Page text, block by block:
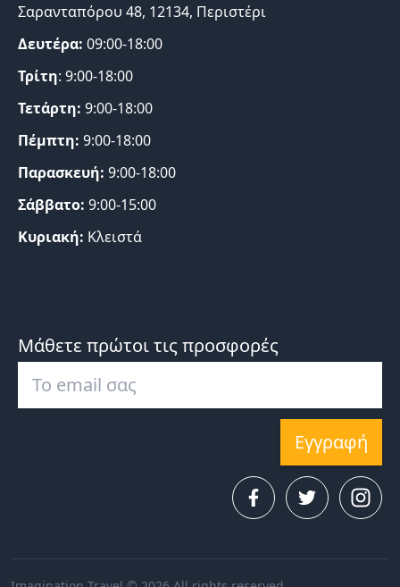
Σαρανταπόρου 48, 12134, Περιστέρι
Δευτέρα: 09:00-18:00
Τρίτη: 9:00-18:00
Τετάρτη: 9:00-18:00
Πέμπτη: 9:00-18:00
Παρασκευή: 9:00-18:00
Σάββατο: 9:00-15:00
Κυριακή: Κλειστά
Μάθετε πρώτοι τις προσφορές
Εγγραφή